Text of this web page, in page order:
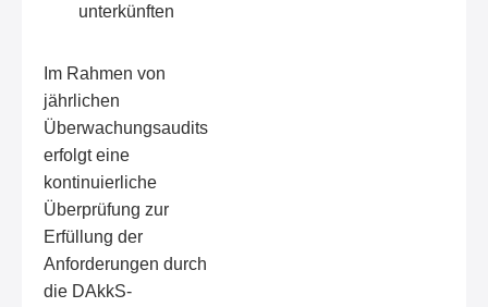
unterkünften
Im Rahmen von
jährlichen
Überwachungsaudits
erfolgt eine
kontinuierliche
Überprüfung zur
Erfüllung der
Anforderungen durch
die DAkkS-